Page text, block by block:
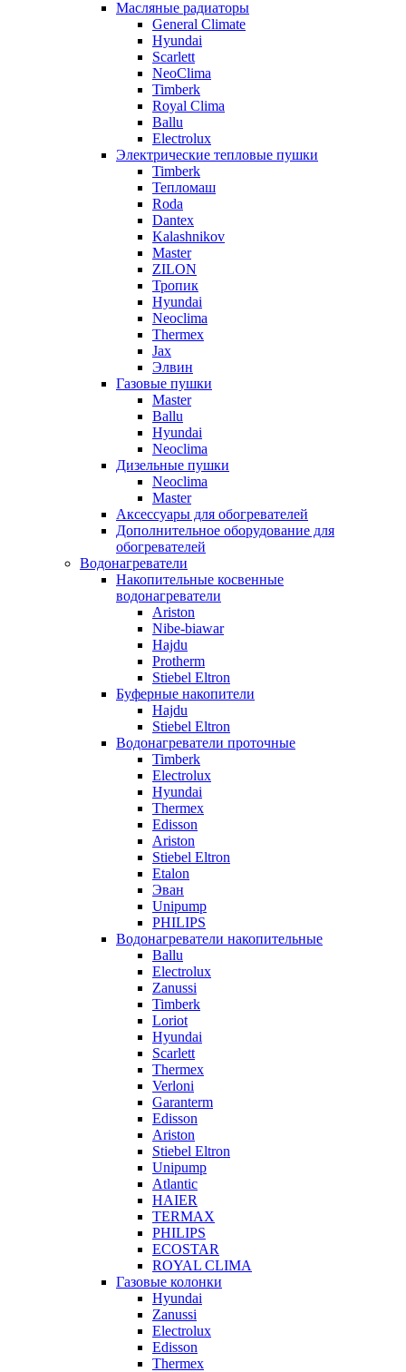
Масляные радиаторы
General Climate
Hyundai
Scarlett
NeoClima
Timberk
Royal Clima
Ballu
Electrolux
Электрические тепловые пушки
Timberk
Тепломаш
Roda
Dantex
Kalashnikov
Master
ZILON
Тропик
Hyundai
Neoclima
Thermex
Jax
Элвин
Газовые пушки
Master
Ballu
Hyundai
Neoclima
Дизельные пушки
Neoclima
Master
Аксессуары для обогревателей
Дополнительное оборудование для
обогревателей
Водонагреватели
Накопительные косвенные
водонагреватели
Ariston
Nibe-biawar
Hajdu
Protherm
Stiebel Eltron
Буферные накопители
Hajdu
Stiebel Eltron
Водонагреватели проточные
Timberk
Electrolux
Hyundai
Thermex
Edisson
Ariston
Stiebel Eltron
Etalon
Эван
Unipump
PHILIPS
Водонагреватели накопительные
Ballu
Electrolux
Zanussi
Timberk
Loriot
Hyundai
Scarlett
Thermex
Verloni
Garanterm
Edisson
Ariston
Stiebel Eltron
Unipump
Atlantic
HAIER
TERMAX
PHILIPS
ECOSTAR
ROYAL CLIMA
Газовые колонки
Hyundai
Zanussi
Electrolux
Edisson
Thermex